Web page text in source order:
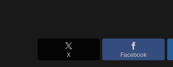
X Facebook